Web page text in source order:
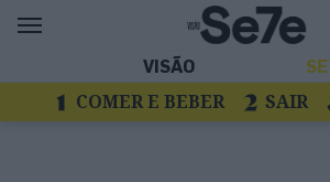
VISÃO
COMER E BEBER SAIR